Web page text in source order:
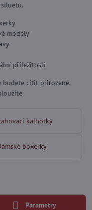
modely
příležitosti
budete cítit přirozeně,
kalhotky
boxerky
Parametry